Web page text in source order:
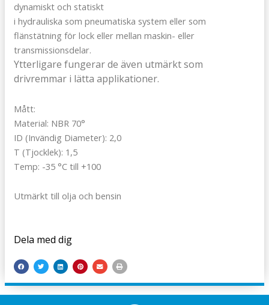
dynamiskt och statiskt
i hydrauliska som pneumatiska system eller som
flänstätning för lock eller mellan maskin- eller
transmissionsdelar.
Ytterligare fungerar de även utmärkt som
drivremmar i lätta applikationer.
Mått:
Material: NBR 70°
ID (Invändig Diameter): 2,0
T (Tjocklek): 1,5
Temp: -35 °C till +100
Utmärkt till olja och bensin
Dela med dig